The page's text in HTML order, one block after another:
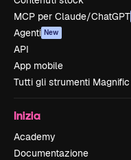
MCP per Claude/ChatGPT
Agenti New
API
App mobile
Tutti gli strumenti Magnific
Inizia
Academy
Documentazione